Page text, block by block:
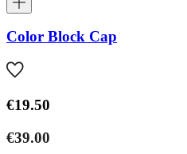
Color Block Cap
€19.50
€39.00